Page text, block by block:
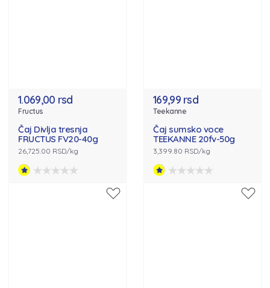
1.069,00 rsd
Fructus
Čaj Divlja tresnja
FRUCTUS FV20-40g
26,725.00 RSD/kg
169,99 rsd
Teekanne
Čaj sumsko voce
TEEKANNE 20fv-50g
3,399.80 RSD/kg